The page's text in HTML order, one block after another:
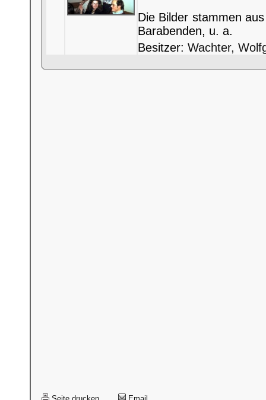
Die Bilder stammen
Barabenden, u. a.
Besitzer: Wachter,